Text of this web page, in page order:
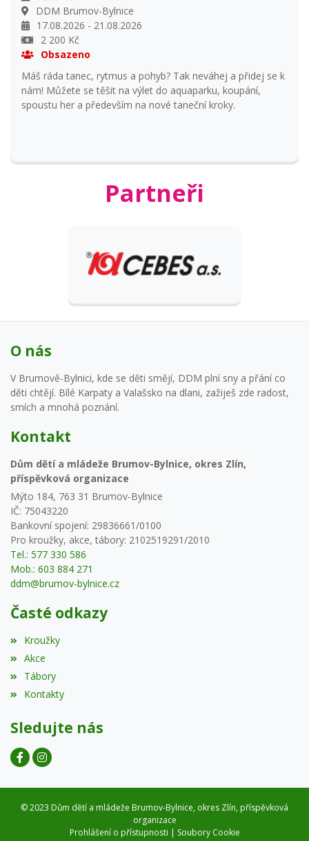
Věk 7-10
DDM Brumov-Bylnice
17.08.2026 - 21.08.2026
2 200 Kč
Máš ráda tanec, rytmus a pohyb? Tak neváhej a přidej se k
nám! Můžete se těšit na výlet do aquaparku, koupání,
Partneři
O nás
V Brumově-Bylnici, kde se děti smějí, DDM plní sny a přání co
děti chtějí. Bílé Karpaty a Valašsko na dlani, zažiješ zde radost,
Kontakt
Dům dětí a mládeže Brumov-Bylnice, okres Zlín,
příspěvková organizace
Mýto 184, 763 31 Brumov-Bylnice
IČ: 75043220
Bankovní spojení: 29836661/0100
Pro kroužky, akce, tábory: 2102519291/2010
Tel.: 577 330 586
Mob.: 603 884 271
Časté odkazy
Kroužky
Akce
Tábory
Kontakty
Sledujte nás
© 2023 Dům dětí a mládeže Brumov-Bylnice, okres Zlín, příspěvková
organizace